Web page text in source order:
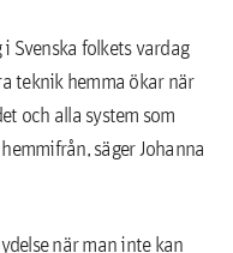
Svenska folkets vardag
teknik hemma ökar när
och alla system som
säger Johanna
när man inte kan